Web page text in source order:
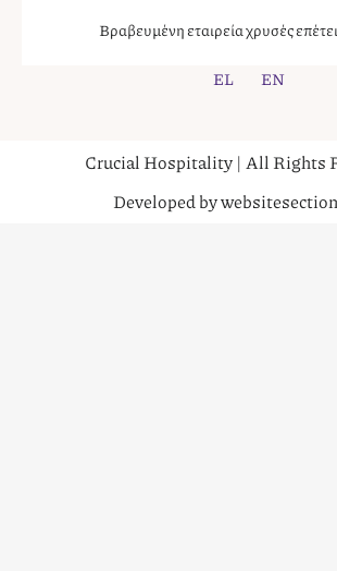
Βραβευμένη εταιρεία χρυσές
EL EN
Crucial Hospitality | All Rights
Developed by